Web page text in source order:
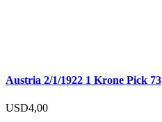
Austria 2/1/1922 1 Krone Pick 73
USD4,00